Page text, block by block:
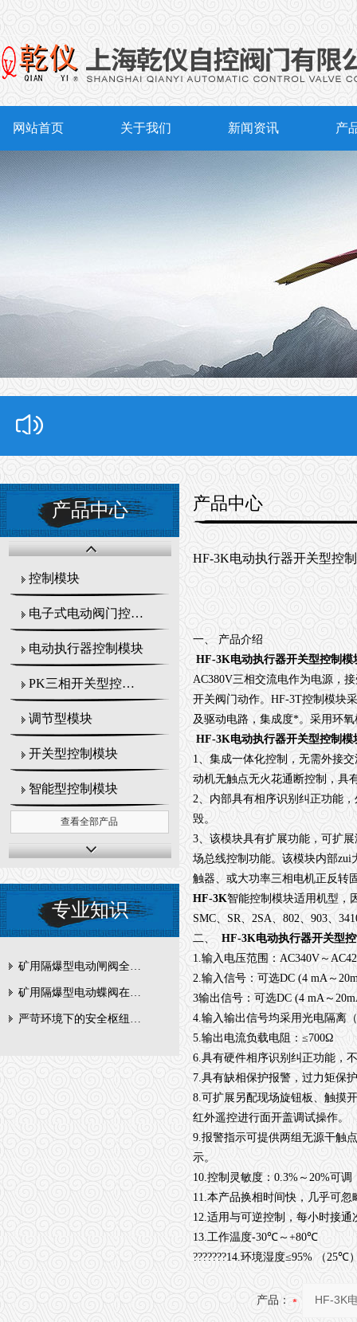
网站首页 关于我们 新闻资讯 产
产品中心
控制模块
电子式电动阀门控制器
电动执行器控制模块
PK三相开关型控制模块
调节型模块
开关型控制模块
智能型控制模块
查看全部产品
专业知识
矿用隔爆型电动闸阀全周期维护与故障排查要点
矿用隔爆型电动蝶阀在瓦斯管道控制中的防爆设计与安全标准解析
严苛环境下的安全枢纽：矿用隔爆型电动闸阀的技术剖析
产品中心
HF-3K电动执行器开关型控
一、
产品介绍
HF-3K电动执行器开关型控制模
AC380V三相交流电作为电源，
开关阀门动作。 HF-3T控制模块
及驱动电路，集成度*。采用环
HF-3K电动执行器开关型控制模
1、集成一体化控制，无需外接
动机无触点无火花通断控制，具
2、内部具有相序识别纠正功能
毁。
3、该模块具有扩展功能，可扩
场总线控制功能。该模块内部zui
触器、或大功率三相电机正反转
HF-3K智能控制模块适用机型，
SMC、 SR、 2SA、 802、 903、
二、
HF-3K电动执行器开关型
1.输入电压范围： AC340V ～
2.输入信号：可选DC (4 mA～
3输出信号：可选DC (4 mA～
4.输入输出信号均采用光电隔离
5.输出电流负载电阻： ≤700Ω
6.具有硬件相序识别纠正功能，
7.具有缺相保护报警，过力矩保
8.可扩展另配现场旋钮板、触摸
红外遥控进行面开盖调试操作。
9.报警指示可提供两组无源干触
示。
10.控制灵敏度： 0.3% ～ 20%可调
11.本产品换相时间快，几乎可
12.适用与可逆控制，每小时接通
13.工作温度-30℃～ +80℃
???????14.环境湿度≤95% （25℃
产品：